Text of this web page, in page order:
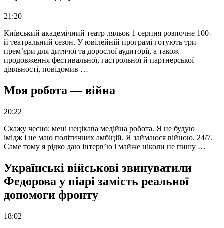
21:20
Київський академічний театр ляльок 1 серпня розпочне 100-
й театральний сезон. У ювілейній програмі готують три
прем’єри для дитячої та дорослої аудиторії, а також
продовження фестивальної, гастрольної й партнерської
діяльності, повідомив …
Моя робота — війна
20:22
Скажу чесно: мені нецікава медійна робота. Я не будую
імідж і не маю політичних амбіцій. Я займаюся війною. 24/7.
Саме тому я рідко даю інтерв’ю і майже ніколи не пишу …
Українські військові звинуватили
Федорова у піарі замість реальної
допомоги фронту
18:02